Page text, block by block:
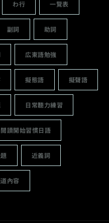
わ行 一覽表
副詞 助詞
広東語勉強
擬態語 擬聲語
日常聽力練習
讀開始習慣日語
近義詞
內容